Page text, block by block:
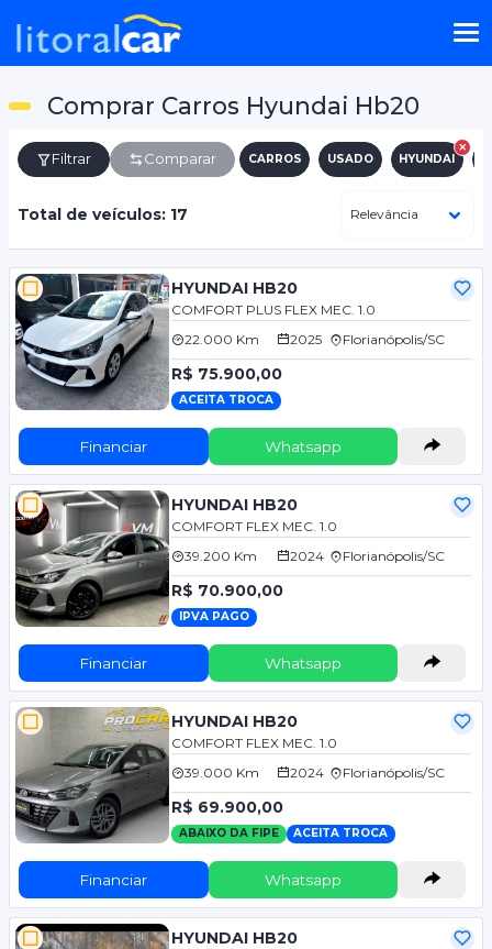
Comprar Carros Hyundai Hb20
Filtrar Comparar CARROS USADO HYUNDAI
Total de veículos: 17
HYUNDAI HB20
COMFORT PLUS FLEX MEC. 1.0
22.000 Km
2025 Florianópolis/SC
R$ 75.900,00
ACEITA TROCA
Financiar Whatsapp
HYUNDAI HB20
COMFORT FLEX MEC. 1.0
39.200 Km
2024 Florianópolis/SC
R$ 70.900,00
IPVA PAGO
Financiar Whatsapp
HYUNDAI HB20
COMFORT FLEX MEC. 1.0
39.000 Km
2024 Florianópolis/SC
R$ 69.900,00
ABAIXO DA FIPE ACEITA TROCA
Financiar Whatsapp
HYUNDAI HB20